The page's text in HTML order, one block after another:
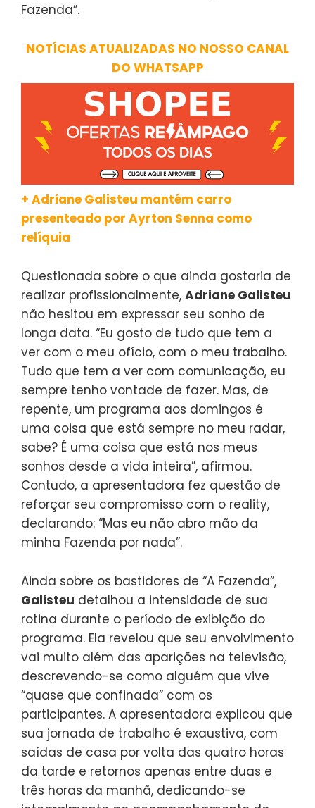
Fazenda”.
NOTÍCIAS ATUALIZADAS NO NOSSO CANAL
DO WHATSAPP
+ Adriane Galisteu mantém carro
presenteado por Ayrton Senna como
relíquia
Questionada sobre o que ainda gostaria de
realizar profissionalmente, Adriane Galisteu
não hesitou em expressar seu sonho de
longa data. “Eu gosto de tudo que tem a
ver com o meu ofício, com o meu trabalho.
Tudo que tem a ver com comunicação, eu
sempre tenho vontade de fazer. Mas, de
repente, um programa aos domingos é
uma coisa que está sempre no meu radar,
sabe? É uma coisa que está nos meus
sonhos desde a vida inteira”, afirmou.
Contudo, a apresentadora fez questão de
reforçar seu compromisso com o reality,
declarando: “Mas eu não abro mão da
minha Fazenda por nada”.
Ainda sobre os bastidores de “A Fazenda”,
Galisteu detalhou a intensidade de sua
rotina durante o período de exibição do
programa. Ela revelou que seu envolvimento
vai muito além das aparições na televisão,
descrevendo-se como alguém que vive
“quase que confinada” com os
participantes. A apresentadora explicou que
sua jornada de trabalho é exaustiva, com
saídas de casa por volta das quatro horas
da tarde e retornos apenas entre duas e
três horas da manhã, dedicando-se